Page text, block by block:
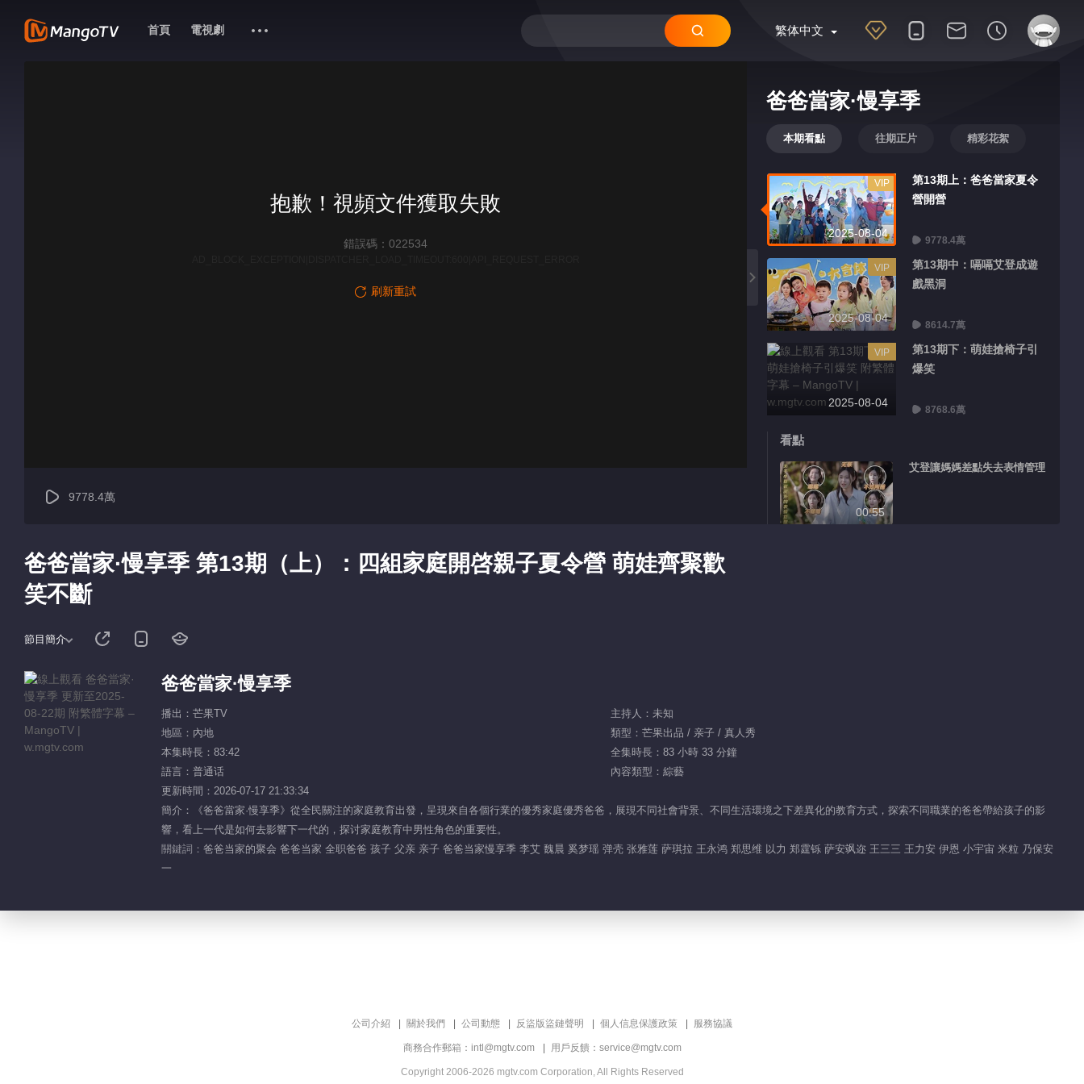
繁体中文
首頁 電視劇
爸爸當家·慢享季
本期看點 往期正片 精彩花絮
2025-08-04
VIP
第13期上：爸爸當家夏令
營開營
9778.4萬
2025-08-04
VIP
第13期中：嗝嗝艾登成遊
戲黑洞
8614.7萬
2025-08-04
VIP
第13期下：萌娃搶椅子引
爆笑
8768.6萬
看點
00:55
艾登讓媽媽差點失去表情管理
01:19
小宇宙怕魚被吓出表情包
抱歉！視頻文件獲取失敗
錯誤碼：022534
刷新重試
9778.4萬
爸爸當家·慢享季 第13期（上）：四組家庭開啓親子夏令營 萌娃齊聚歡
笑不斷
節目簡介
爸爸當家·慢享季
播出：芒果TV
主持人：未知
地區：內地
類型：芒果出品 / 亲子 / 真人秀
本集時長：83:42
全集時長：83 小時 33 分鐘
語言：普通话
內容類型：綜藝
更新時間：2026-07-17 21:33:34
簡介：《爸爸當家·慢享季》從全民關注的家庭教育出發，呈現來自各個行業的優秀家庭優秀爸爸，展現不同社會背景、不同生活環境之下差異化的教育方式，探索不同職業的爸爸帶給孩子的影
響，看上一代是如何去影響下一代的，探讨家庭教育中男性角色的重要性。
關鍵詞： 爸爸当家的聚会 爸爸当家 全职爸爸 孩子 父亲 亲子 爸爸当家慢享季 李艾 魏晨 奚梦瑶 弹壳 张雅莲 萨琪拉 王永鸿 郑思维 以力 郑霆铄 萨安飒迩 王三三 王力安 伊恩 小宇宙 米粒 乃保安
一
公司介紹 關於我們 公司動態 反盜版盜鏈聲明 個人信息保護政策 服務協議
商務合作郵箱：intl@mgtv.com 用戶反饋：service@mgtv.com
Copyright 2006-2026 mgtv.com Corporation, All Rights Reserved